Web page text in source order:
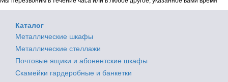
Каталог
Металлические шкафы
Металлические стеллажи
Почтовые ящики и абонентские шкафы
Скамейки гардеробные и банкетки